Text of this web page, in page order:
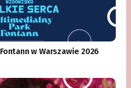
w Warszawie 2026